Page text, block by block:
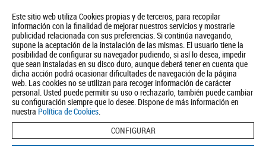
Este sitio web utiliza Cookies propias y de terceros, para recopilar
información con la finalidad de mejorar nuestros servicios y mostrarle
publicidad relacionada con sus preferencias. Si continúa navegando,
supone la aceptación de la instalación de las mismas. El usuario tiene la
posibilidad de configurar su navegador pudiendo, si así lo desea, impedir
que sean instaladas en su disco duro, aunque deberá tener en cuenta que
dicha acción podrá ocasionar dificultades de navegación de la página
web. Las cookies no se utilizan para recoger información de carácter
personal. Usted puede permitir su uso o rechazarlo, también puede cambiar
su configuración siempre que lo desee. Dispone de más información en
nuestra Política de Cookies.
CONFIGURAR
Quiénes somos Turismo Política de Privacidad Aviso Legal
Política de Cookies
BUSCAR